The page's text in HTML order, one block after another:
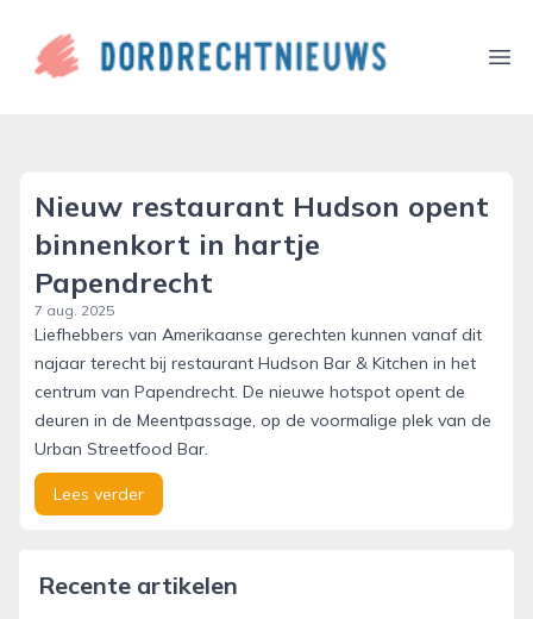
dordrechtnieuws.nl
Nieuw restaurant Hudson opent
binnenkort in hartje
Papendrecht
7 aug. 2025
Liefhebbers van Amerikaanse gerechten kunnen vanaf dit
najaar terecht bij restaurant Hudson Bar & Kitchen in het
centrum van Papendrecht. De nieuwe hotspot opent de
deuren in de Meentpassage, op de voormalige plek van de
Urban Streetfood Bar.
Lees verder
Recente artikelen